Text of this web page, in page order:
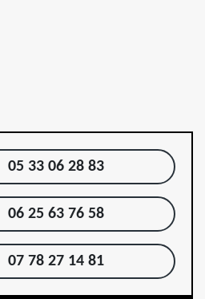
05 33 06 28 83
06 25 63 76 58
07 78 27 14 81